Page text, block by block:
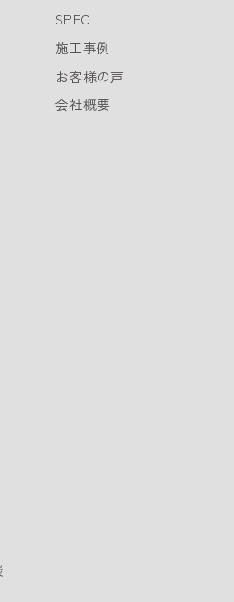
SPEC
施工事例
お客様の声
会社概要